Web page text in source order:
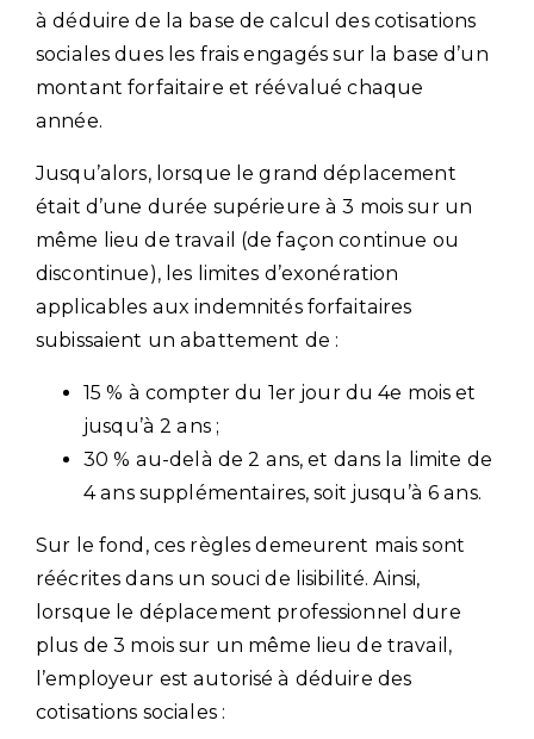
à déduire de la base de calcul des cotisations
sociales dues les frais engagés sur la base d’un
montant forfaitaire et réévalué chaque
année.
Jusqu’alors, lorsque le grand déplacement
était d’une durée supérieure à 3 mois sur un
même lieu de travail (de façon continue ou
discontinue), les limites d’exonération
applicables aux indemnités forfaitaires
subissaient un abattement de :
15 % à compter du 1er jour du 4e mois et
jusqu’à 2 ans ;
30 % au-delà de 2 ans, et dans la limite de
4 ans supplémentaires, soit jusqu’à 6 ans.
Sur le fond, ces règles demeurent mais sont
réécrites dans un souci de lisibilité. Ainsi,
lorsque le déplacement professionnel dure
plus de 3 mois sur un même lieu de travail,
l’employeur est autorisé à déduire des
cotisations sociales :